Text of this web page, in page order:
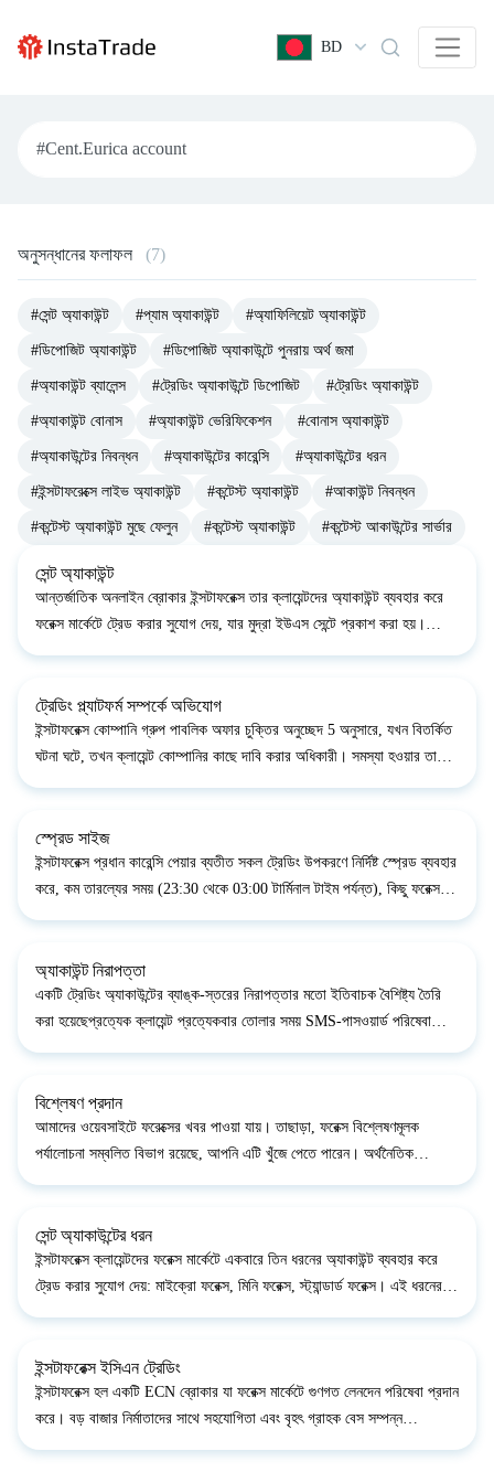
BD
অনুসন্ধানের ফলাফল (7)
#সেন্ট অ্যাকাউন্ট #প্যাম অ্যাকাউন্ট #অ্যাফিলিয়েট অ্যাকাউন্ট
#ডিপোজিট অ্যাকাউন্ট #ডিপোজিট অ্যাকাউন্টে পুনরায় অর্থ জমা
#অ্যাকাউন্ট ব্যালেন্স #ট্রেডিং অ্যাকাউন্টে ডিপোজিট #ট্রেডিং অ্যাকাউন্ট
#অ্যাকাউন্ট বোনাস #অ্যাকাউন্ট ভেরিফিকেশন #বোনাস অ্যাকাউন্ট
#অ্যাকাউন্টের নিবন্ধন #অ্যাকাউন্টের কারেন্সি #অ্যাকাউন্টের ধরন
#ইন্সটাফরেক্সে লাইভ অ্যাকাউন্ট #কন্টেস্ট অ্যাকাউন্ট #আকাউন্ট নিবন্ধন
#কন্টেস্ট অ্যাকাউন্ট মুছে ফেলুন #কন্টেস্ট অ্যাকাউন্ট #কন্টেস্ট আকাউন্টের সার্ভার
সেন্ট অ্যাকাউন্ট
আন্তর্জাতিক অনলাইন ব্রোকার ইন্সটাফরেক্স তার ক্লায়েন্টদের অ্যাকাউন্ট ব্যবহার করে
ফরেক্স মার্কেটে ট্রেড করার সুযোগ দেয়, যার মুদ্রা ইউএস সেন্টে প্রকাশ করা হয়।
ট্রেডিং প্ল্যাটফর্ম সম্পর্কে অভিযোগ
ইন্সটাফরেক্স কোম্পানি গ্রুপ পাবলিক অফার চুক্তির অনুচ্ছেদ 5 অনুসারে, যখন বিতর্কিত
ঘটনা ঘটে, তখন ক্লায়েন্ট কোম্পানির কাছে দাবি করার অধিকারী। সমস্যা হওয়ার তারিখ
স্প্রেড সাইজ
ইন্সটাফরেক্স প্রধান কারেন্সি পেয়ার ব্যতীত সকল ট্রেডিং উপকরণে নির্দিষ্ট স্প্রেড ব্যবহার
করে, কম তারল্যের সময় (23:30 থেকে 03:00 টার্মিনাল টাইম পর্যন্ত), কিছু ফরেক্স
অ্যাকাউন্ট নিরাপত্তা
একটি ট্রেডিং অ্যাকাউন্টের ব্যাঙ্ক-স্তরের নিরাপত্তার মতো ইতিবাচক বৈশিষ্ট্য তৈরি
করা হয়েছেপ্রত্যেক ক্লায়েন্ট প্রত্যেকবার তোলার সময় SMS-পাসওয়ার্ড পরিষেবা
বিশ্লেষণ প্রদান
আমাদের ওয়েবসাইটে ফরেক্সের খবর পাওয়া যায়। তাছাড়া, ফরেক্স বিশ্লেষণমূলক
পর্যালোচনা সম্বলিত বিভাগ রয়েছে, আপনি এটি খুঁজে পেতে পারেন। অর্থনৈতিক
সেন্ট অ্যাকাউন্টের ধরন
ইন্সটাফরেক্স ক্লায়েন্টদের ফরেক্স মার্কেটে একবারে তিন ধরনের অ্যাকাউন্ট ব্যবহার করে
ট্রেড করার সুযোগ দেয়: মাইক্রো ফরেক্স, মিনি ফরেক্স, স্ট্যান্ডার্ড ফরেক্স। এই ধরনের
ইন্সটাফরেক্স ইসিএন ট্রেডিং
ইন্সটাফরেক্স হল একটি ECN ব্রোকার যা ফরেক্স মার্কেটে গুণগত লেনদেন পরিষেবা প্রদান
করে। বড় বাজার নির্মাতাদের সাথে সহযোগিতা এবং বৃহৎ গ্রাহক বেস সম্পন্ন